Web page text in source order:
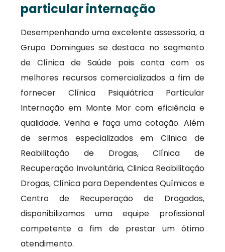
particular internação
Desempenhando uma excelente assessoria, a
Grupo Domingues se destaca no segmento
de Clínica de Saúde pois conta com os
melhores recursos comercializados a fim de
fornecer Clínica Psiquiátrica Particular
Internação em Monte Mor com eficiência e
qualidade. Venha e faça uma cotação. Além
de sermos especializados em Clinica de
Reabilitação de Drogas, Clínica de
Recuperação Involuntária, Clinica Reabilitação
Drogas, Clínica para Dependentes Químicos e
Centro de Recuperação de Drogados,
disponibilizamos uma equipe profissional
competente a fim de prestar um ótimo
atendimento.